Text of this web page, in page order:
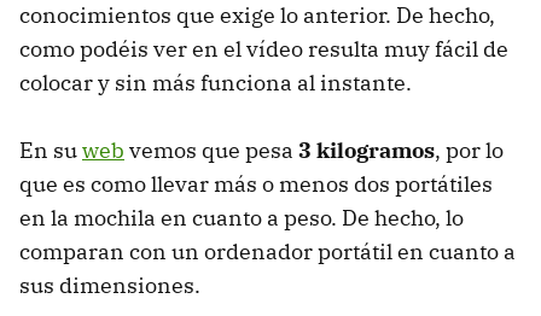
conocimientos que exige lo anterior. De hecho,
como podéis ver en el vídeo resulta muy fácil de
colocar y sin más funciona al instante.
En suweb vemos que pesa 3 kilogramos, por lo
que es como llevar más o menos dos portátiles
en la mochila en cuanto a peso. De hecho, lo
comparan con un ordenador portátil en cuanto a
sus dimensiones.